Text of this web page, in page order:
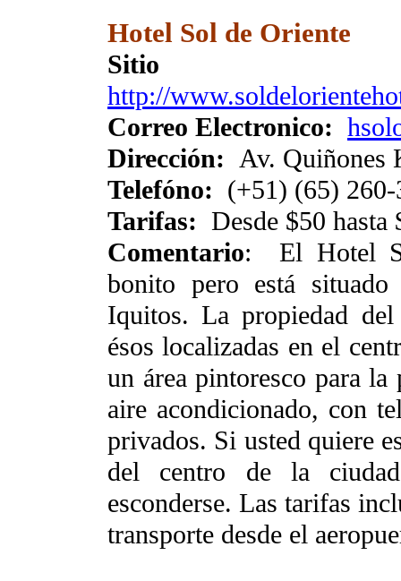
Hotel Sol de Oriente
http://
Correo Electronico:
Dirección: Av. Quiñones
Telefóno: (+51) (65) 260-
Tarifas: Desde $50 hasta
Comentario: El Hotel
bonito pero está
Iquitos. La propiedad
ésos localizadas en el
un área pintoresco para
aire acondicionado, con
privados. Si usted quiere
del centro de la
esconderse. Las tarifas
transporte desde el